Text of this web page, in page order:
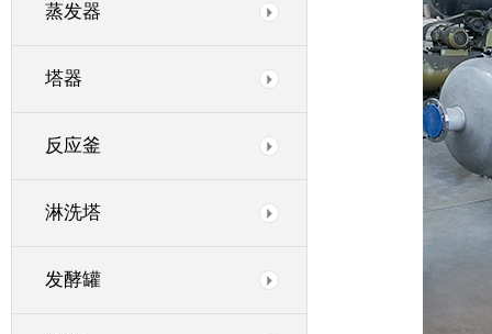
蒸发器
塔器
反应釜
淋洗塔
发酵罐